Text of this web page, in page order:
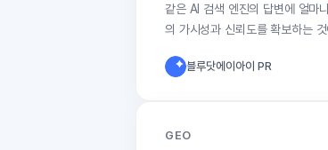
같은 AI 검색 엔진의 답변에 얼마
의 가시성과 신뢰도를 확보하는
블루닷에이아이 PR
GEO